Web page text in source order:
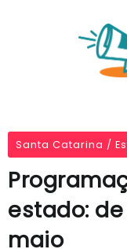
Santa Catarina /
estado:
maio